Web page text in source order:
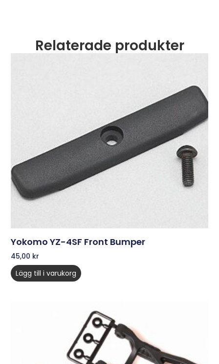
Relaterade produkter
Yokomo YZ-4SF Front Bumper
45,00 kr
Lägg till i varukorg